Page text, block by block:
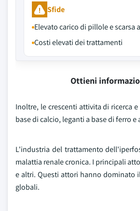
Sfide
Elevato carico di pillole e scarsa
Costi elevati dei trattamenti
Ottieni
Inoltre, le crescenti attivita di ricerca
base di calcio, leganti a base di ferro
L'industria del trattamento
malattia renale cronica. I principali
e altri. Questi attori hanno dominato
globali.